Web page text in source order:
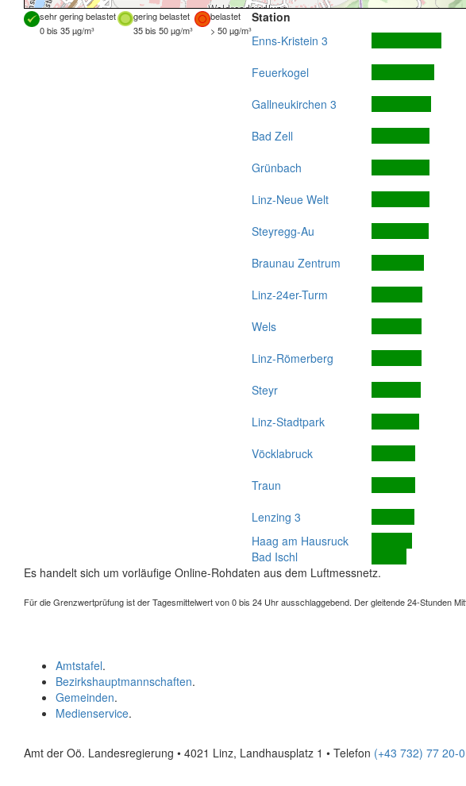
sehr gering belastet gering belastet
belastet
0 bis 35 µg/m³
35 bis 50 µg/m³ > 50 µg/m³
Station
Enns-Kristein 3
Feuerkogel
Gallneukirchen 3
Bad Zell
Grünbach
Linz-Neue Welt
Steyregg-Au
Braunau Zentrum
Linz-24er-Turm
Wels
Linz-Römerberg
Steyr
Linz-Stadtpark
Vöcklabruck
Traun
Lenzing 3
Haag am Hausruck
Bad Ischl
Es handelt sich um vorläufige Online-Rohdaten aus dem Luftmessnetz.
Für die Grenzwertprüfung ist der Tagesmittelwert von 0 bis 24 Uhr ausschlaggebend. Der gleitende 24-Stunden
Amtstafel.
Bezirkshauptmannschaften.
Gemeinden.
Medienservice.
Amt der Oö. Landesregierung • 4021 Linz, Landhausplatz 1 • Telefon (+43 732) 77 20-0